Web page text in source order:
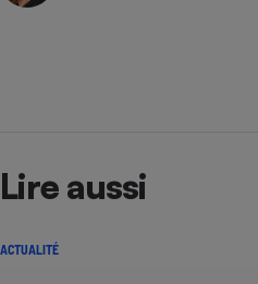
Lire aussi
ACTUALITÉ